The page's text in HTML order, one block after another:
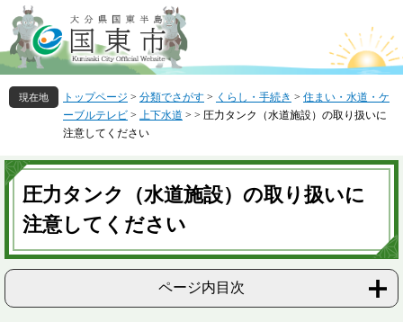
ー
ジ
の
先
頭
。
ニ
ュ
ー
を
飛
て
本
トップページ > 分類でさがす > くらし・手続き > 住まい・水道・ケ
ーブルテレビ > 上下水道 > > 圧力タンク（水道施設）の取り扱いに
注意してください
本
文
圧力タンク（水道施設）の取り扱いに
注意してください
ページ内目次